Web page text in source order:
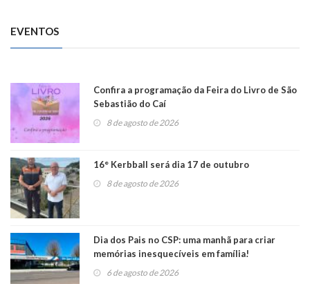
EVENTOS
Confira a programação da Feira do Livro de São
Sebastião do Caí
8 de agosto de 2026
16° Kerbball será dia 17 de outubro
8 de agosto de 2026
Dia dos Pais no CSP: uma manhã para criar
memórias inesquecíveis em família!
6 de agosto de 2026